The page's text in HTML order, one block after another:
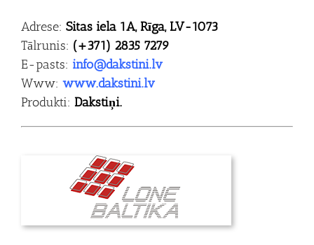
Adrese: Sitas iela 1A, Rīga, LV-1073
Tālrunis: (+371) 2835 7279
E-pasts: info@dakstini.lv
Www: www.dakstini.lv
Produkti: Dakstiņi.